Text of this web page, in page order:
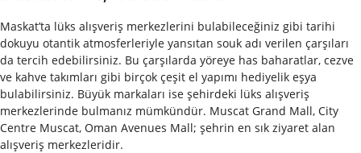
Maskat’ta lüks alışveriş merkezlerini bulabileceğiniz gibi tarihi
dokuyu otantik atmosferleriyle yansıtan souk adı verilen çarşıları
da tercih edebilirsiniz. Bu çarşılarda yöreye has baharatlar, cezve
ve kahve takımları gibi birçok çeşit el yapımı hediyelik eşya
bulabilirsiniz. Büyük markaları ise şehirdeki lüks alışveriş
merkezlerinde bulmanız mümkündür. Muscat Grand Mall, City
Centre Muscat, Oman Avenues Mall; şehrin en sık ziyaret alan
alışveriş merkezleridir.